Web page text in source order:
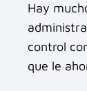
Hay
control
que le